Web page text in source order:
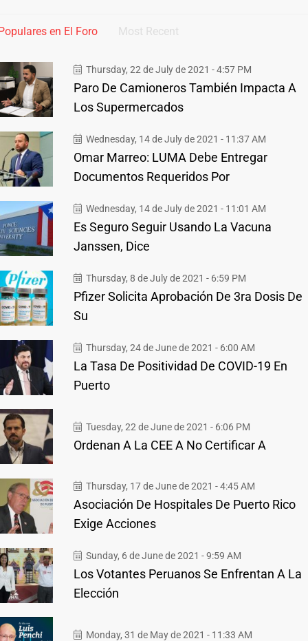
en El Foro Most Recent
Thursday, 22 de July de 2021 - 4:57 PM
Paro De Camioneros También Impacta A
Los Supermercados
Wednesday, 14 de July de 2021 - 11:37 AM
Omar Marreo: LUMA Debe Entregar
Documentos Requeridos Por
Wednesday, 14 de July de 2021 - 11:01 AM
Es Seguro Seguir Usando La Vacuna
Janssen, Dice
Thursday, 8 de July de 2021 - 6:59 PM
Pfizer Solicita Aprobación De 3ra Dosis De
Su
Thursday, 24 de June de 2021 - 6:00 AM
La Tasa De Positividad De COVID-19 En
Puerto
Tuesday, 22 de June de 2021 - 6:06 PM
Ordenan A La CEE A No Certificar A
Thursday, 17 de June de 2021 - 4:45 AM
Asociación De Hospitales De Puerto Rico
Exige Acciones
Sunday, 6 de June de 2021 - 9:59 AM
Los Votantes Peruanos Se Enfrentan A La
Elección
Monday, 31 de May de 2021 - 11:33 AM